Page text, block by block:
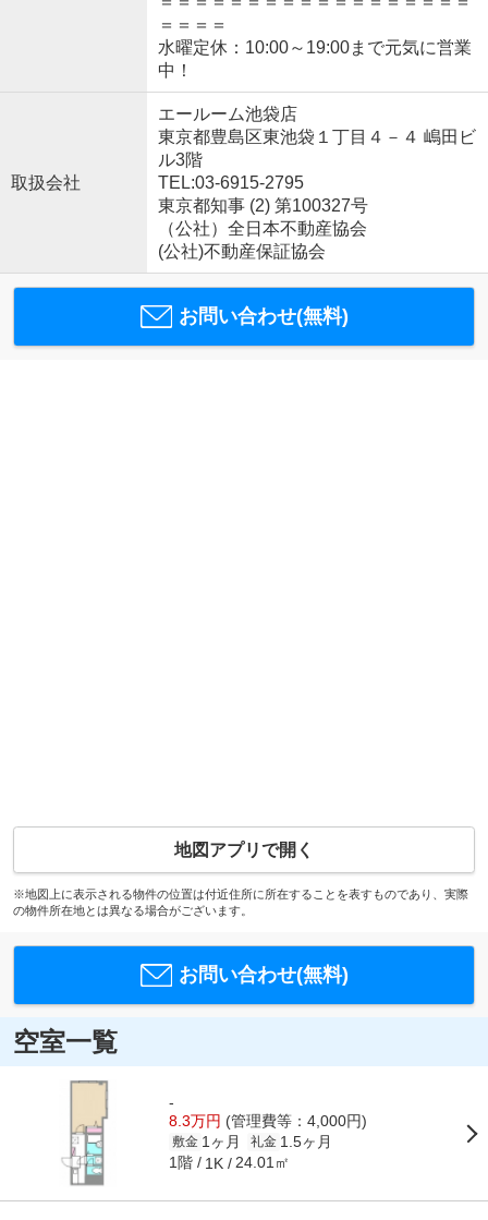
＝＝＝＝
水曜定休：10:00～19:00まで元気に営業
中！
取扱会社
エールーム池袋店
東京都豊島区東池袋１丁目４－４ 嶋田ビ
ル3階
TEL:03-6915-2795
東京都知事 (2) 第100327号
（公社）全日本不動産協会
(公社)不動産保証協会
お問い合わせ(無料)
地図アプリで開く
※地図上に表示される物件の位置は付近住所に所在することを表すものであり、実際
の物件所在地とは異なる場合がございます。
お問い合わせ(無料)
空室一覧
-
8.3万円 (管理費等：4,000円)
敷金 1ヶ月 礼金 1.5ヶ月
1階 1K 24.01㎡